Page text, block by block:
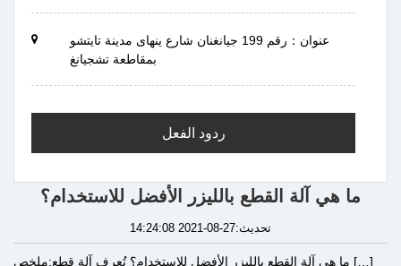
عنوان：رقم 199 جيانغنان شارع ينهاى مدينة تايتشو
بمقاطعة تشجيانغ
ردود الفعل
ما هي آلة القطع بالليزر الأفضل للاستخدام؟
تحديث:27-08-2021 14:24:08
ملخص: ما هي آلة القطع بالليزر الأفضل للاستخدام؟ تُعرف آلة قطع […]